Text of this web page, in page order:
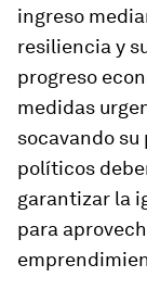
ingreso
resiliencia y
progreso
medidas
socavando
políticos
garantizar la
para